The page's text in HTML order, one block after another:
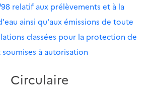
relatif aux prélèvements et à la
ainsi qu'aux émissions de toute
classées pour la protection de
à autorisation
Circulaire